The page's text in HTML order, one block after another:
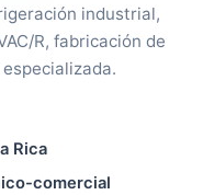
industrial,
R, fabricación de
Rica
comercial